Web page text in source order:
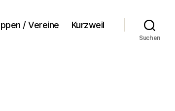
/ Vereine Kurzweil
Suchen